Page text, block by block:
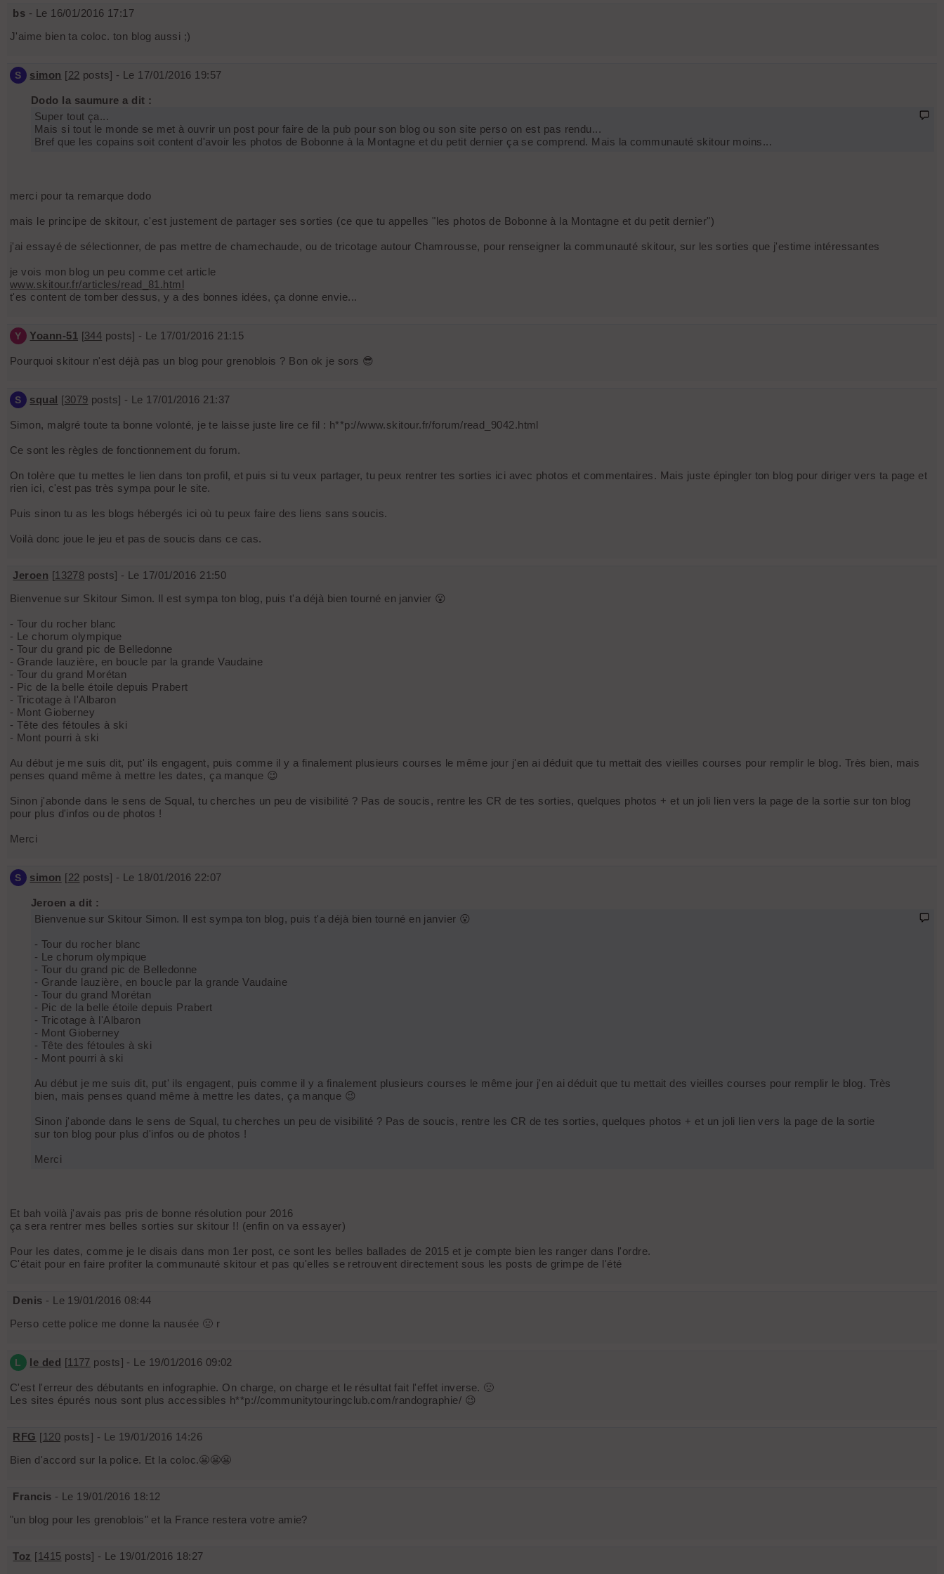
bs - Le 16/01/2016 17:17
J'aime bien ta coloc. ton blog aussi ;)
S simon [22 posts] - Le 17/01/2016 19:57
Dodo la saumure a dit :
Super tout ça...
Mais si tout le monde se met à ouvrir un post pour faire de la pub pour son blog ou son site perso on est pas rendu...
Bref que les copains soit content d'avoir les photos de Bobonne à la Montagne et du petit dernier ça se comprend. Mais la communauté skitour moins...
merci pour ta remarque dodo
mais le principe de skitour, c'est justement de partager ses sorties (ce que tu appelles "les photos de Bobonne à la Montagne et du petit dernier")
j'ai essayé de sélectionner, de pas mettre de chamechaude, ou de tricotage autour Chamrousse, pour renseigner la communauté skitour, sur les sorties que j'estime intéressantes
je vois mon blog un peu comme cet article
www.skitour.fr/articles/read_81.html
t'es content de tomber dessus, y a des bonnes idées, ça donne envie...
Y Yoann-51 [344 posts] - Le 17/01/2016 21:15
Pourquoi skitour n'est déjà pas un blog pour grenoblois ? Bon ok je sors 😎
S squal [3079 posts] - Le 17/01/2016 21:37
Simon, malgré toute ta bonne volonté, je te laisse juste lire ce fil : h**p://www.skitour.fr/forum/read_9042.html
Ce sont les règles de fonctionnement du forum.
On tolère que tu mettes le lien dans ton profil, et puis si tu veux partager, tu peux rentrer tes sorties ici avec photos et commentaires. Mais juste épingler ton blog pour diriger vers ta page et
rien ici, c'est pas très sympa pour le site.
Puis sinon tu as les blogs hébergés ici où tu peux faire des liens sans soucis.
Voilà donc joue le jeu et pas de soucis dans ce cas.
Jeroen [13278 posts] - Le 17/01/2016 21:50
Bienvenue sur Skitour Simon. Il est sympa ton blog, puis t'a déjà bien tourné en janvier 😮
- Tour du rocher blanc
- Le chorum olympique
- Tour du grand pic de Belledonne
- Grande lauzière, en boucle par la grande Vaudaine
- Tour du grand Morétan
- Pic de la belle étoile depuis Prabert
- Tricotage à l'Albaron
- Mont Gioberney
- Tête des fétoules à ski
- Mont pourri à ski
Au début je me suis dit, put' ils engagent, puis comme il y a finalement plusieurs courses le même jour j'en ai déduit que tu mettait des vieilles courses pour remplir le blog. Très bien, mais
penses quand même à mettre les dates, ça manque 😉
Sinon j'abonde dans le sens de Squal, tu cherches un peu de visibilité ? Pas de soucis, rentre les CR de tes sorties, quelques photos + et un joli lien vers la page de la sortie sur ton blog
pour plus d'infos ou de photos !
Merci
S simon [22 posts] - Le 18/01/2016 22:07
Jeroen a dit :
Bienvenue sur Skitour Simon. Il est sympa ton blog, puis t'a déjà bien tourné en janvier 😮
- Tour du rocher blanc
- Le chorum olympique
- Tour du grand pic de Belledonne
- Grande lauzière, en boucle par la grande Vaudaine
- Tour du grand Morétan
- Pic de la belle étoile depuis Prabert
- Tricotage à l'Albaron
- Mont Gioberney
- Tête des fétoules à ski
- Mont pourri à ski
Au début je me suis dit, put' ils engagent, puis comme il y a finalement plusieurs courses le même jour j'en ai déduit que tu mettait des vieilles courses pour remplir le blog. Très
bien, mais penses quand même à mettre les dates, ça manque 😉
Sinon j'abonde dans le sens de Squal, tu cherches un peu de visibilité ? Pas de soucis, rentre les CR de tes sorties, quelques photos + et un joli lien vers la page de la sortie
sur ton blog pour plus d'infos ou de photos !
Merci
Et bah voilà j'avais pas pris de bonne résolution pour 2016
ça sera rentrer mes belles sorties sur skitour !! (enfin on va essayer)
Pour les dates, comme je le disais dans mon 1er post, ce sont les belles ballades de 2015 et je compte bien les ranger dans l'ordre.
C'était pour en faire profiter la communauté skitour et pas qu'elles se retrouvent directement sous les posts de grimpe de l'été
Denis - Le 19/01/2016 08:44
Perso cette police me donne la nausée 🤢 r
L le ded [1177 posts] - Le 19/01/2016 09:02
C'est l'erreur des débutants en infographie. On charge, on charge et le résultat fait l'effet inverse. 🙁
Les sites épurés nous sont plus accessibles h**p://communitytouringclub.com/randographie/ 😉
RFG [120 posts] - Le 19/01/2016 14:26
Bien d'accord sur la police. Et la coloc.😬😬😬
Francis - Le 19/01/2016 18:12
"un blog pour les grenoblois" et la France restera votre amie?
Toz [1415 posts] - Le 19/01/2016 18:27